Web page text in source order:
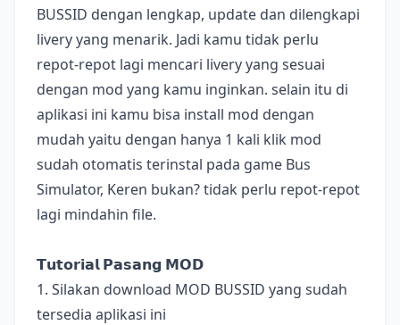
BUSSID dengan lengkap, update dan dilengkapi
livery yang menarik. Jadi kamu tidak perlu
repot-repot lagi mencari livery yang sesuai
dengan mod yang kamu inginkan. selain itu di
aplikasi ini kamu bisa install mod dengan
mudah yaitu dengan hanya 1 kali klik mod
sudah otomatis terinstal pada game Bus
Simulator, Keren bukan? tidak perlu repot-repot
lagi mindahin file.
𝗧𝘂𝘁𝗼𝗿𝗶𝗮𝗹 𝗣𝗮𝘀𝗮𝗻𝗴 𝗠𝗢𝗗
1. Silakan download MOD BUSSID yang sudah
tersedia aplikasi ini